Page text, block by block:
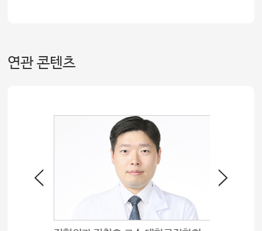
연관 콘텐츠